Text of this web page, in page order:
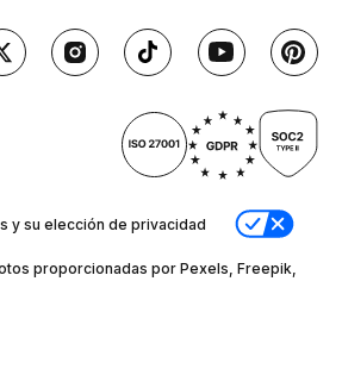
y su elección de privacidad
proporcionadas por Pexels, Freepik,